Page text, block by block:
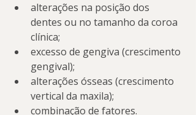
alterações na posição dos
dentes ou no tamanho da coroa
clínica;
excesso de gengiva (crescimento
gengival);
alterações ósseas (crescimento
vertical da maxila);
combinação de fatores.